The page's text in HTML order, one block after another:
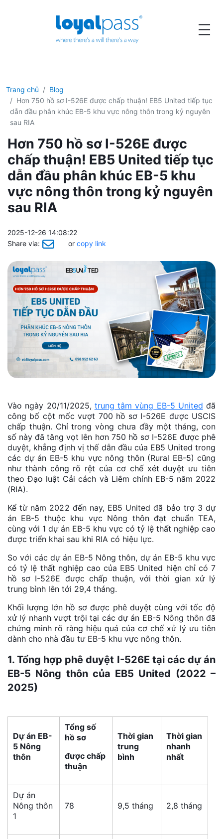
Trang chủ
Blog
Hơn 750 hồ sơ I-526E được chấp thuận! EB5 United tiếp tục
dẫn đầu phân khúc EB-5 khu vực nông thôn trong kỷ nguyên
sau RIA
Hơn 750 hồ sơ I-526E được
chấp thuận! EB5 United tiếp tục
dẫn đầu phân khúc EB-5 khu
vực nông thôn trong kỷ nguyên
sau RIA
2025-12-26 14:08:22
Share via:
or copy link
Vào ngày 20/11/2025, trung tâm vùng EB-5 United đã
công bố cột mốc vượt 700 hồ sơ I-526E được USCIS
chấp thuận. Chỉ trong vòng chưa đầy một tháng, con
số này đã tăng vọt lên hơn 750 hồ sơ I-526E được phê
duyệt, khẳng định vị thế dẫn đầu của EB5 United trong
các dự án EB-5 khu vực nông thôn (Rural EB-5) cũng
như thành công rõ rệt của cơ chế xét duyệt ưu tiên
theo Đạo luật Cải cách và Liêm chính EB-5 năm 2022
(RIA).
Kể từ năm 2022 đến nay, EB5 United đã bảo trợ 3 dự
án EB-5 thuộc khu vực Nông thôn đạt chuẩn TEA,
cùng với 1 dự án EB-5 khu vực có tỷ lệ thất nghiệp cao
được triển khai sau khi RIA có hiệu lực.
So với các dự án EB-5 Nông thôn, dự án EB-5 khu vực
có tỷ lệ thất nghiệp cao của EB5 United hiện chỉ có 7
hồ sơ I-526E được chấp thuận, với thời gian xử lý
trung bình lên tới 29,4 tháng.
Khối lượng lớn hồ sơ được phê duyệt cùng với tốc độ
xử lý nhanh vượt trội tại các dự án EB-5 Nông thôn đã
chứng minh rõ ràng hiệu quả của cơ chế xử lý ưu tiên
dành cho nhà đầu tư EB-5 khu vực nông thôn.
1. Tổng hợp phê duyệt I-526E tại các dự án
EB-5 Nông thôn của EB5 United (2022 –
2025)
Dự án EB-
5 Nông
thôn
Tổng số
hồ sơ
được chấp
thuận
Thời gian
trung
bình
Thời gian
nhanh
nhất
Dự án
Nông thôn
1
78 9,5 tháng 2,8 tháng